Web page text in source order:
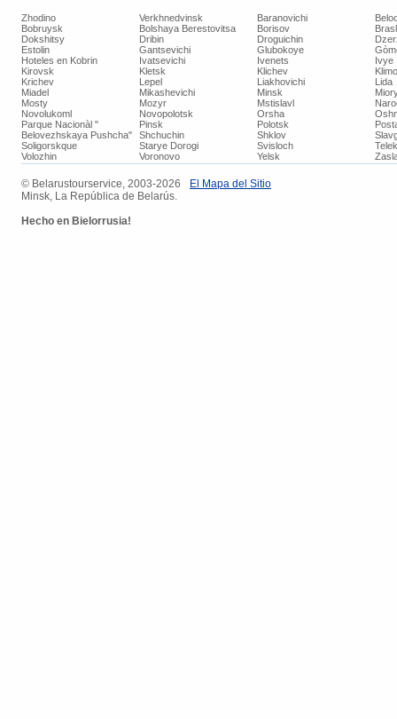
Zhodino Verkhnedvinsk Baranovichi
Bobruysk
Bolshaya Berestovitsa Borisov
Dokshitsy
Dribin Droguichin
Estolin
Gantsevichi Glubokoye
Hoteles en Kobrin
Ivatsevichi Ivenets
Ivye
Kirovsk
Kletsk Klichev
Krichev
Lepel Liakhovichi
Lida
Miadel
Mikashevichi Minsk
Mosty
Mozyr Mstislavl
Novolukoml
Novopolotsk Orsha
Parque Nacionàl "
Belovezhskaya Pushcha"
Pinsk Polotsk
Shchuchin
Shklov
Soligorskque
Starye Dorogi Svisloch
Volozhin
Voronovo Yelsk
© ​Belarustourservice, 2003-2026
Minsk, La República de Belarús.
Hecho en Bielorrusia!
​El Mapa del Sitio